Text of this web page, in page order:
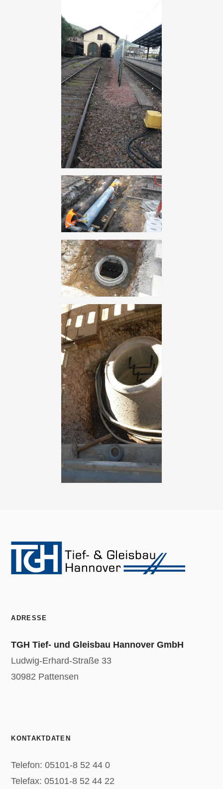
ADRESSE
TGH Tief- und Gleisbau Hannover GmbH
Ludwig-Erhard-Straße 33
30982 Pattensen
KONTAKTDATEN
Telefon: 05101-8 52 44 0
Telefax: 05101-8 52 44 22